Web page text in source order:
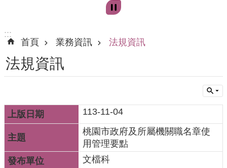
識
我
機
關
通
訊
錄
:::
首頁
業務資訊 法規資訊
法規資訊
113-11-04
桃園市政府及所屬機關職名章使
用管理要點
文檔科